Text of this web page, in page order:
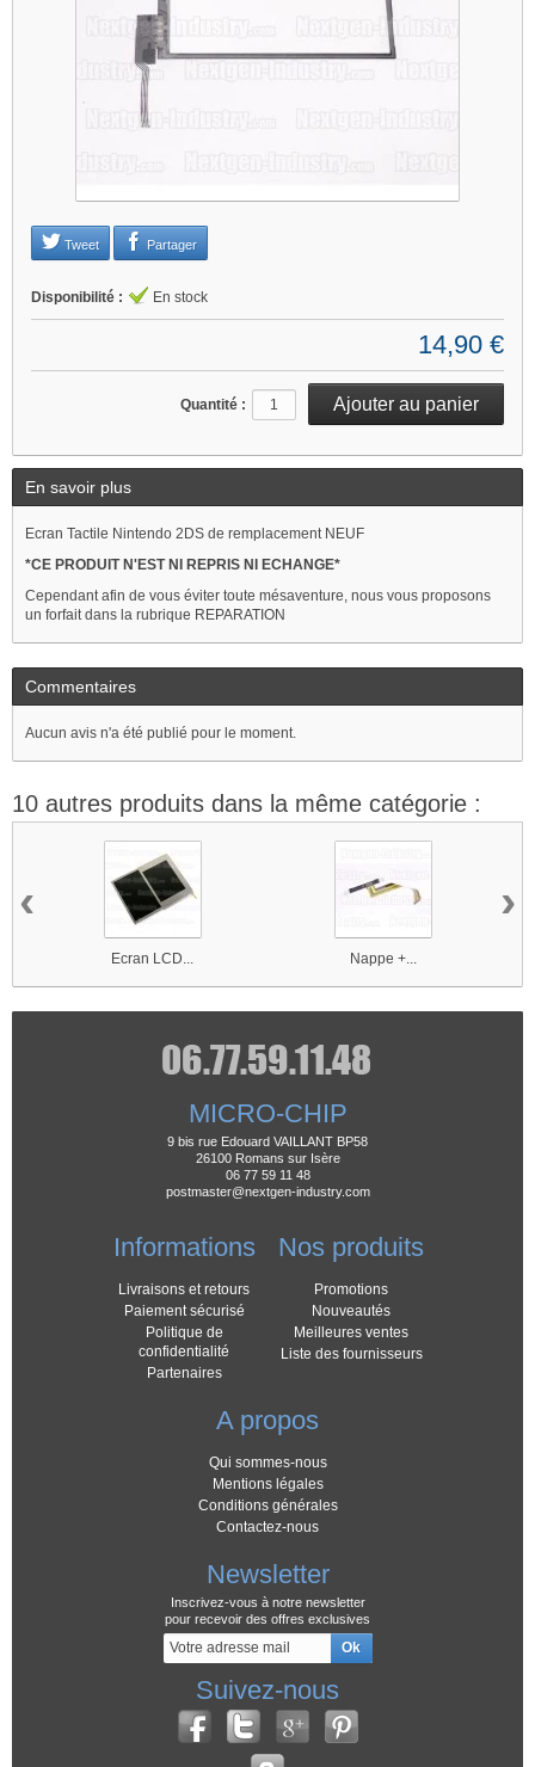
Changer mes préférences
Tweet Partager
Disponibilité : En stock
14,90 €
Quantité :
En savoir plus
Ecran Tactile Nintendo 2DS de remplacement NEUF
*CE PRODUIT N'EST NI REPRIS NI ECHANGE*
Cependant afin de vous éviter toute mésaventure, nous vous proposons
un forfait dans la rubrique REPARATION
Commentaires
Aucun avis n'a été publié pour le moment.
10 autres produits dans la même catégorie :
Ecran LCD... Nappe +...
‹ ›
MICRO-CHIP
9 bis rue Edouard VAILLANT BP58
26100 Romans sur Isère
06 77 59 11 48
postmaster@nextgen-industry.com
Informations
Livraisons et retours
Paiement sécurisé
Politique de
confidentialité
Partenaires
Nos produits
Promotions
Nouveautés
Meilleures ventes
Liste des fournisseurs
A propos
Qui sommes-nous
Mentions légales
Conditions générales
Contactez-nous
Newsletter
Inscrivez-vous à notre newsletter
pour recevoir des offres exclusives
Suivez-nous